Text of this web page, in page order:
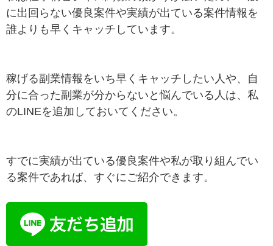
に出回らない優良案件や実績が出ている案件情報を
誰よりも早くキャッチしています。
稼げる副業情報をいち早くキャッチしたい人や、自
分に合った副業が分からないと悩んでいる人は、私
のLINEを追加しておいてください。
すでに実績が出ている優良案件や私が取り組んでい
る案件であれば、すぐにご紹介できます。